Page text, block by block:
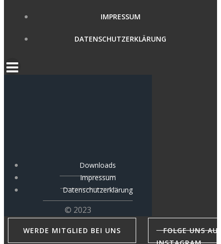
IMPRESSUM
DATENSCHUTZERKLÄRUNG
Downloads
Impressum
Datenschutzerklärung
© 2023
WERDE MITGLIED BEI UNS
FOLGE UNS